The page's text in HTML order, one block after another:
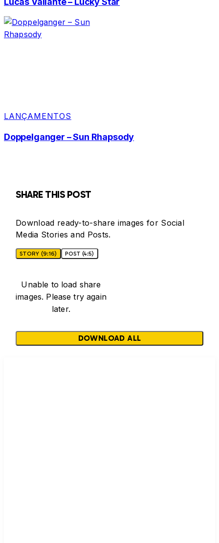
LANÇAMENTOS
Doppelganger – Sun Rhapsody
SHARE THIS POST
Download ready-to-share images for Social
Media Stories and Posts.
STORY (9:16) POST (4:5)
Unable to load share
images. Please try again
later.
DOWNLOAD ALL